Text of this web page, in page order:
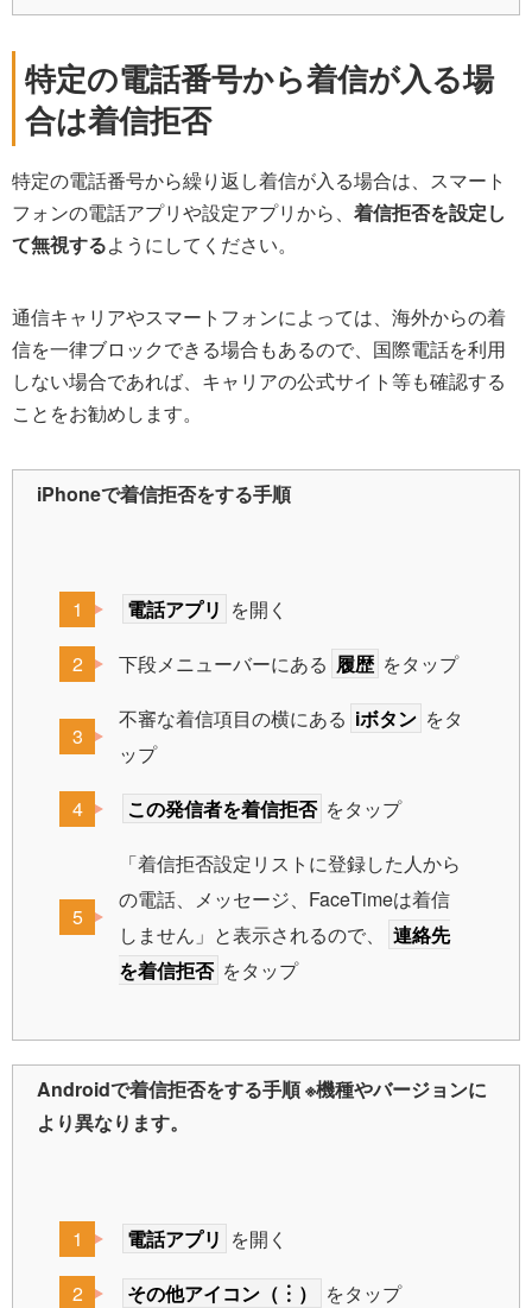
特定の電話番号から着信が入る場
合は着信拒否
特定の電話番号から繰り返し着信が入る場合は、スマート
フォンの電話アプリや設定アプリから、 着信拒否を設定し
て無視するようにしてください。
通信キャリアやスマートフォンによっては、海外からの着
信を一律ブロックできる場合もあるので、国際電話を利用
しない場合であれば、キャリアの公式サイト等も確認する
ことをお勧めします。
iPhoneで着信拒否をする手順
電話アプリ を開く
下段メニューバーにある 履歴 をタップ
不審な着信項目の横にある iボタン をタ
ップ
この発信者を着信拒否 をタップ
「着信拒否設定リストに登録した人から
の電話、メッセージ、FaceTimeは着信
しません」と表示されるので、
連絡先
を着信拒否 をタップ
Androidで着信拒否をする手順 ※機種やバージョンに
より異なります。
電話アプリ を開く
その他アイコン（︙）
をタップ